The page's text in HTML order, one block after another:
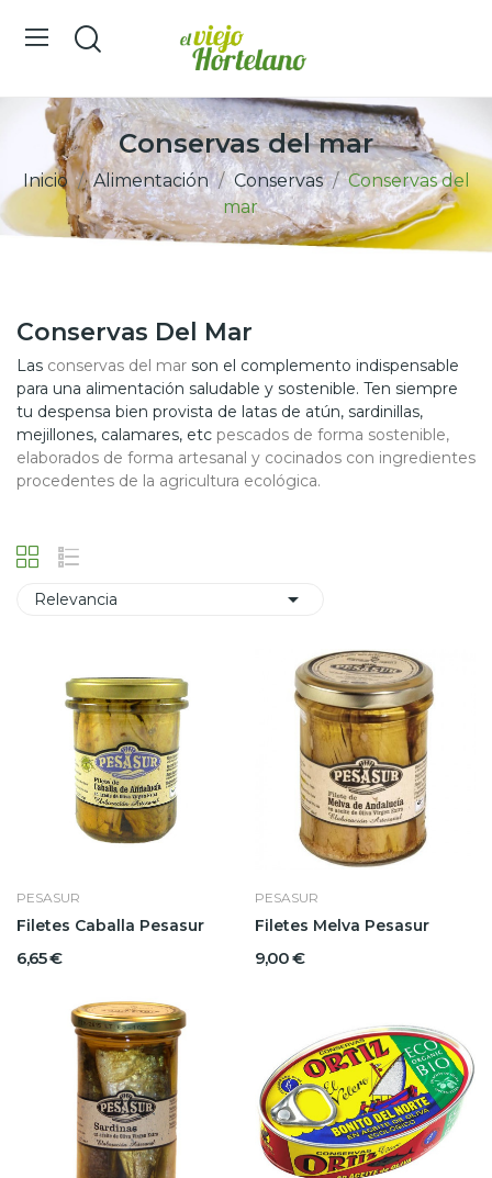
Conservas del mar
Inicio Alimentación Conservas
Conservas del
mar
Conservas Del Mar
Las conservas del mar son el complemento indispensable
para una alimentación saludable y sostenible. Ten siempre
tu despensa bien provista de latas de atún, sardinillas,
mejillones, calamares, etc pescados de forma sostenible,
elaborados de forma artesanal y cocinados con ingredientes
procedentes de la agricultura ecológica.
Relevancia 
PESASUR
Filetes Caballa Pesasur
6,65 €
PESASUR
Filetes Melva Pesasur
9,00 €